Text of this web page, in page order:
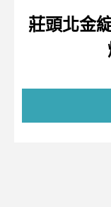
莊頭北金